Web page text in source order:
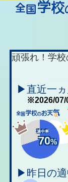
頑張れ！学
▶直近一
※2026/07/
適中率
70%
▶昨日の